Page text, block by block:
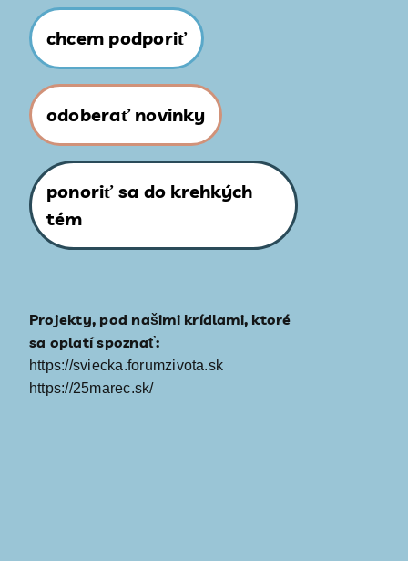
chcem podporiť
odoberať novinky
ponoriť sa do krehkých
tém
Projekty, pod našimi krídlami, ktoré
sa oplatí spoznať:
https://sviecka.forumzivota.sk
https://25marec.sk/